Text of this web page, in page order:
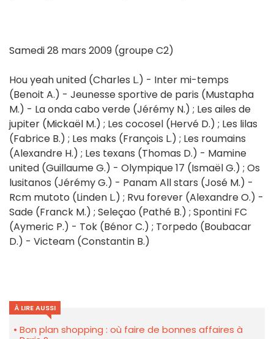
Samedi 28 mars 2009 (groupe C2)
Hou yeah united (Charles L.) - Inter mi-temps
(Benoit A.) - Jeunesse sportive de paris (Mustapha
M.) - La onda cabo verde (Jérémy N.) ; Les ailes de
jupiter (Mickaël M.) ; Les cocosel (Hervé D.) ; Les lilas
(Fabrice B.) ; Les maks (François L.) ; Les roumains
(Alexandre H.) ; Les texans (Thomas D.) - Mamine
united (Guillaume G.) - Olympique 17 (Ismaël G.) ; Os
lusitanos (Jérémy G.) - Panam All stars (José M.) -
Rcm mutoto (Linden L.) ; Rvu forever (Alexandre O.) -
Sade (Franck M.) ; Seleçao (Pathé B.) ; Spontini FC
(Aymeric P.) - Tok (Bénor C.) ; Torpedo (Boubacar
D.) - Victeam (Constantin B.)
À LIRE AUSSI
Bon plan shopping : où faire de bonnes affaires à